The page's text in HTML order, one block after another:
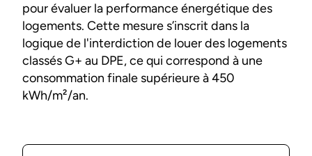
pour évaluer la performance énergétique des
logements. Cette mesure s’inscrit dans la
logique de l'interdiction de louer des logements
classés G+ au DPE, ce qui correspond à une
consommation finale supérieure à 450
kWh/m²/an.